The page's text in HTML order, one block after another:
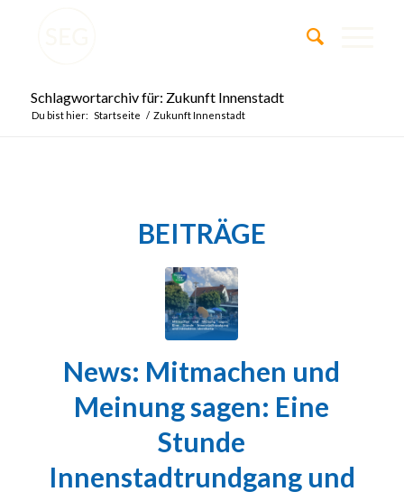
Schlagwortarchiv für: Zukunft Innenstadt
Du bist hier: Startseite / Zukunft Innenstadt
BEITRÄGE
News: Mitmachen und
Meinung sagen: Eine
Stunde
Innenstadtrundgang und